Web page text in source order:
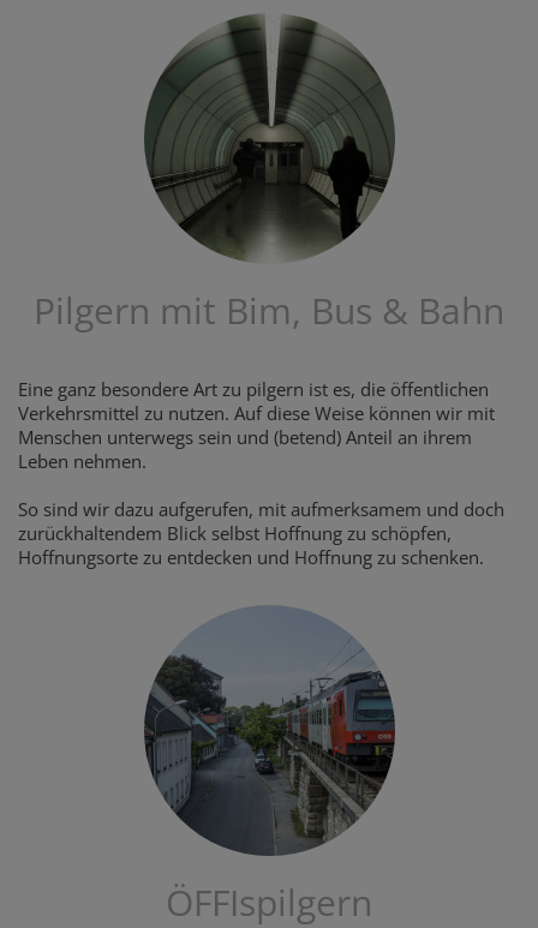
Pilgern mit Bim, Bus & Bahn
Eine ganz besondere Art zu pilgern ist es, die öffentlichen
Verkehrsmittel zu nutzen. Auf diese Weise können wir mit
Menschen unterwegs sein und (betend) Anteil an ihrem
Leben nehmen.
So sind wir dazu aufgerufen, mit aufmerksamem und doch
zurückhaltendem Blick selbst Hoffnung zu schöpfen,
Hoffnungsorte zu entdecken und Hoffnung zu schenken.
ÖFFIspilgern